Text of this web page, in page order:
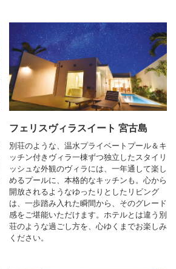
フェリスヴィラスイート 宮古島
別荘のような、温水プライベートプール＆キ
ッチン付きヴィラ一棟ずつ独立したスタイリ
ッシュな外観のヴィラには、一年通して楽し
めるプールに、本格的なキッチンも。心から
開放されるようなゆったりとしたリビング
は、一歩踏み入れた瞬間から、そのグレード
感をご堪能いただけます。ホテルとは違う別
荘のような過ごし方を、心ゆくまでお楽しみ
ください。